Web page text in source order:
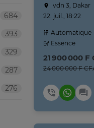
vdn 3, Dakar
22. juil., 18:22
Automatique
Essence
21 900 000 F
24 000 000 F
684
393
329
287
276